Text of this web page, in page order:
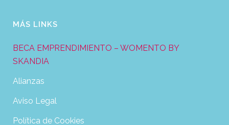
MÁS LINKS
BECA EMPRENDIMIENTO – WOMENTO BY
SKANDIA
Alianzas
Aviso Legal
Política de Cookies